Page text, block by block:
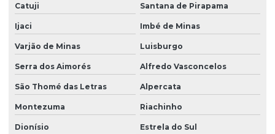
Catuji Santana de Pirapama
Ijaci Imbé de Minas
Varjão de Minas Luisburgo
Serra dos Aimorés Alfredo Vasconcelos
São Thomé das Letras Alpercata
Montezuma Riachinho
Dionísio Estrela do Sul